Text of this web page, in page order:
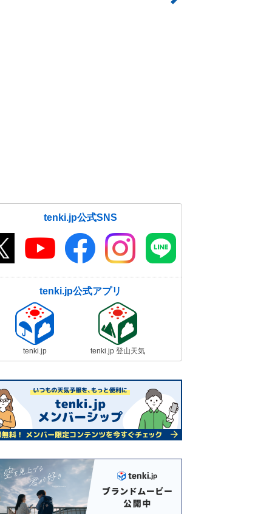
tenki.jp公式SNS
tenki.jp公式アプリ
tenki.jp tenki.jp 登山天気